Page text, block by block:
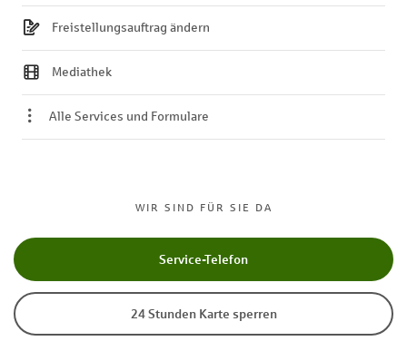
WIR SIND FÜR SIE DA
Service-Telefon
24 Stunden Karte sperren
Freistellungsauftrag ändern
Mediathek
Alle Services und Formulare